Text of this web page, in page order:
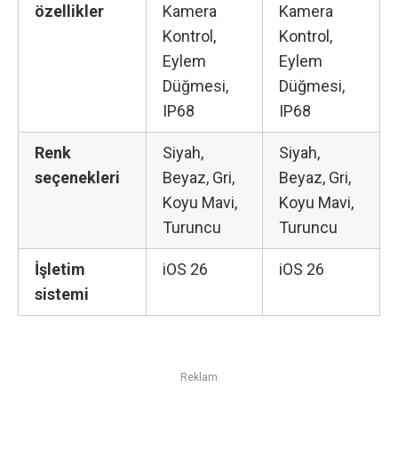
özellikler
Kamera
Kontrol,
Eylem
Düğmesi,
IP68
Kamera
Kontrol,
Eylem
Düğmesi,
IP68
Renk
seçenekleri
Siyah,
Beyaz, Gri,
Koyu Mavi,
Turuncu
Siyah,
Beyaz, Gri,
Koyu Mavi,
Turuncu
İşletim
sistemi
iOS 26 iOS 26
Reklam